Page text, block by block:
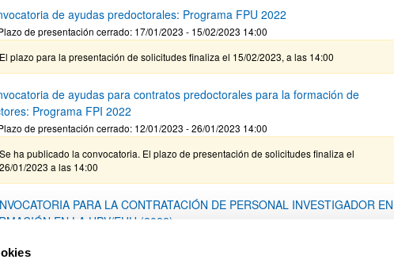
de ayudas predoctorales: Programa FPU 2022
de presentación cerrado: 17/01/2023 - 15/02/2023 14:00
El plazo para la presentación de solicitudes finaliza el 15/02/2023, a las 14:00
de ayudas para contratos predoctorales para la formación de
Programa FPI 2022
de presentación cerrado: 12/01/2023 - 26/01/2023 14:00
Se ha publicado la convocatoria. El plazo de presentación de solicitudes finaliza el
26/01/2023 a las 14:00
PARA LA CONTRATACIÓN DE PERSONAL INVESTIGADOR EN
EN LA UPV/EHU (2022)